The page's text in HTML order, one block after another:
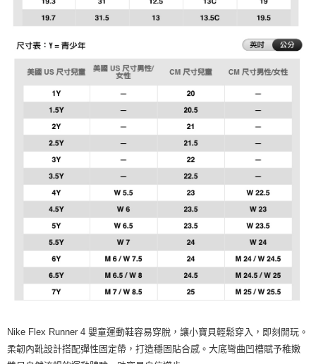
Nike Flex Runner 4 嬰童運動鞋容易穿脫，讓小寶貝輕鬆穿入，即刻開玩。
柔韌內靴設計搭配彈性固定帶，打造穩固貼合感。大底彎曲凹槽賦予稚嫩